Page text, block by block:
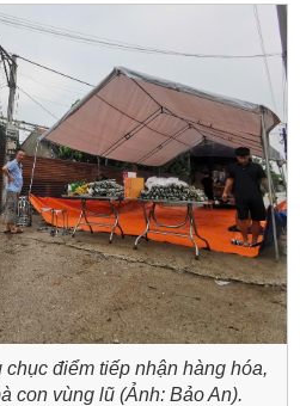
điểm tiếp nhận hàng hóa,
con vùng lũ (Ảnh: Bảo An).